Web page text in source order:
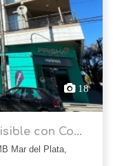
18
con Co...
Mar del Plata,